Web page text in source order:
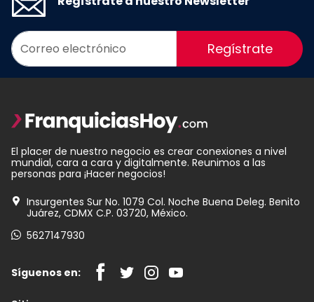
Regístrate
El placer de nuestro negocio es crear conexiones a nivel
mundial, cara a cara y digitalmente. Reunimos a las
personas para ¡Hacer negocios!
Insurgentes Sur No. 1079 Col. Noche Buena Deleg. Benito
Juárez, CDMX C.P. 03720, México.
5627147930
Síguenos en: